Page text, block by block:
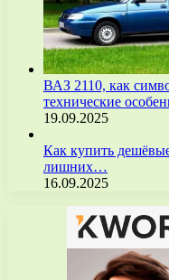
ВАЗ 2110, как
технические
19.09.2025
Как купить
лишних…
16.09.2025